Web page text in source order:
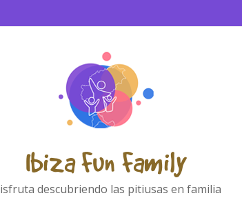
Ibiza Fun Family
descubriendo las pitiusas en familia